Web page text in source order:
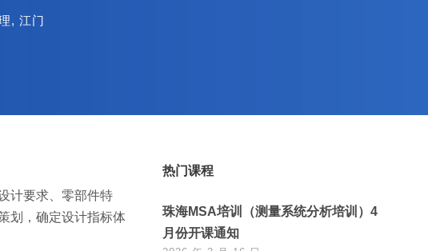
, 江门
计要求、零部件特
划，确定设计指标体
热门课程
珠海MSA培训（测量系统分析培训）4
月份开课通知